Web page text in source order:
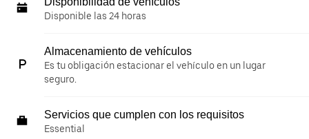
Disponible las 24 horas
Almacenamiento de vehículos
Es tu obligación estacionar el vehículo en un lugar
seguro.
Servicios que cumplen con los requisitos
Essential